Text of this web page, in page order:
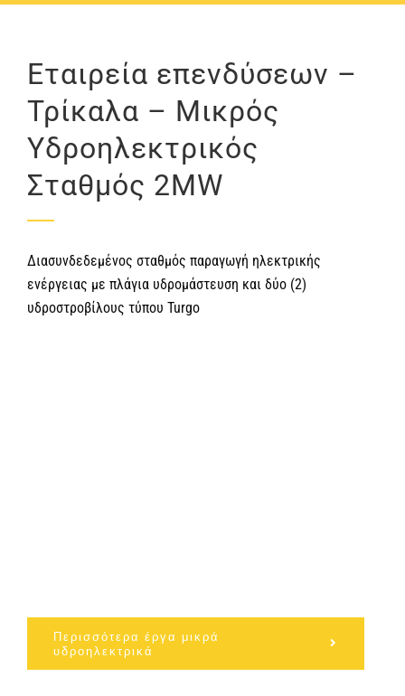
Εταιρεία επενδύσεων –
Τρίκαλα – Μικρός
Υδροηλεκτρικός
Σταθμός 2ΜW
Διασυνδεδεμένος σταθμός παραγωγή ηλεκτρικής
ενέργειας με πλάγια υδρομάστευση και δύο (2)
υδροστροβίλους τύπου Turgo
Περισσότερα έργα μικρά
υδροηλεκτρικά